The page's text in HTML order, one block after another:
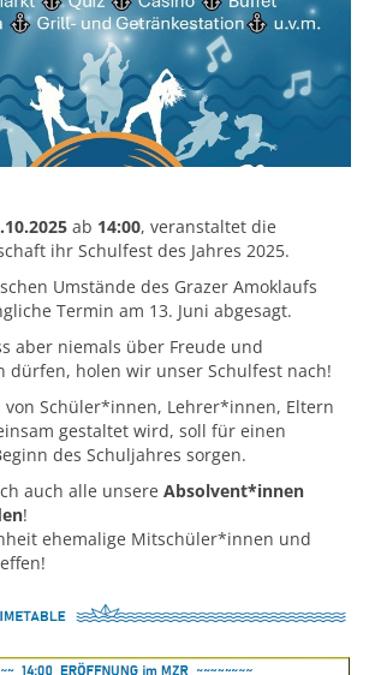
ab 14:00, veranstaltet die
ihr Schulfest des Jahres 2025.
Umstände des Grazer Amoklaufs
Termin am 13. Juni abgesagt.
aber niemals über Freude und
dürfen, holen wir unser Schulfest nach!
von Schüler*innen, Lehrer*innen, Eltern
gestaltet wird, soll für einen
des Schuljahres sorgen.
auch alle unsere Absolvent*innen
!
ehemalige Mitschüler*innen und